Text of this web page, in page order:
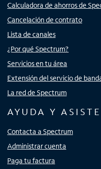
Calculadora de ahorros de
Cancelación de contrato
Lista de canales
¿Por qué Spectrum?
Servicios en tu área
Extensión del servicio de
La red de Spectrum
AYUDA Y
Contacta a Spectrum
Administrar cuenta
Paga tu factura